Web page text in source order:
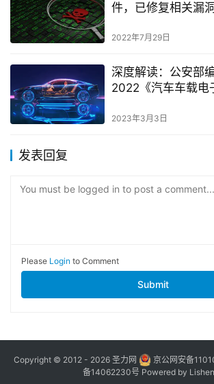
件，已修复相关漏洞
2022年7月29日
深度解读：公安部
2022《汽车车载电
2023年3月3日
发表回复
You must be logged in to post a comment...
Please Login to Comment
Submit
Copyright © 2012 - 2026 圣力网 京公网安备
备14062230号 Powered by